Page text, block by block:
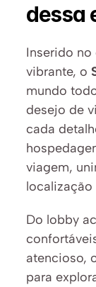
dessa
Inserido
vibrante, o
mundo
desejo de
cada
viagem,
Do lobby
atencioso,
para